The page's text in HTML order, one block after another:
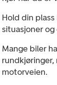
Hold din
situasjoner og
Mange biler
rundkjøringer,
motorveien.